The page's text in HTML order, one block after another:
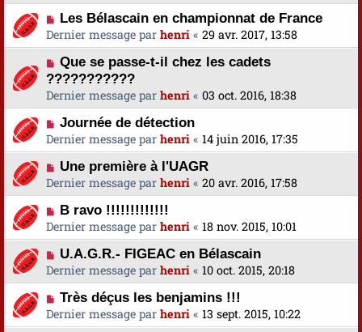
Les Bélascain en championnat de France
Dernier message par henri « 29 avr. 2017, 13:58
Que se passe-t-il chez les cadets
???????????
Dernier message par henri « 03 oct. 2016, 18:38
Journée de détection
Dernier message par henri « 14 juin 2016, 17:35
Une première à l'UAGR
Dernier message par henri « 20 avr. 2016, 17:58
B ravo !!!!!!!!!!!!!
Dernier message par henri « 18 nov. 2015, 10:01
U.A.G.R.- FIGEAC en Bélascain
Dernier message par henri « 10 oct. 2015, 20:18
Très déçus les benjamins !!!
Dernier message par henri « 13 sept. 2015, 10:22